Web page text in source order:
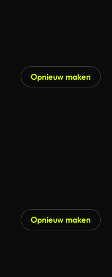
Opnieuw maken
Opnieuw maken